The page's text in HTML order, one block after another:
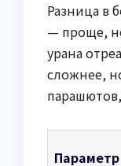
Разница в
— проще,
урана
сложнее,
Параметр